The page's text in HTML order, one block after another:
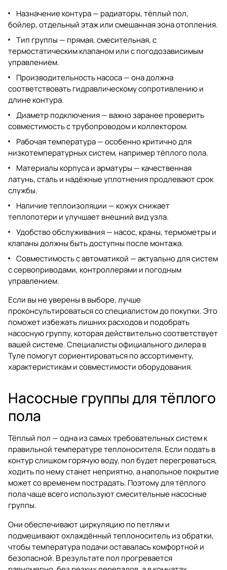
Назначение контура — радиаторы, тёплый пол,
бойлер, отдельный этаж или смешанная зона отопления.
Тип группы — прямая, смесительная, с
термостатическим клапаном или с погодозависимым
управлением.
Производительность насоса — она должна
соответствовать гидравлическому сопротивлению и
длине контура.
Диаметр подключения — важно заранее проверить
совместимость с трубопроводом и коллектором.
Рабочая температура — особенно критично для
низкотемпературных систем, например тёплого пола.
Материалы корпуса и арматуры — качественная
латунь, сталь и надёжные уплотнения продлевают срок
службы.
Наличие теплоизоляции — кожух снижает
теплопотери и улучшает внешний вид узла.
Удобство обслуживания — насос, краны, термометры и
клапаны должны быть доступны после монтажа.
Совместимость с автоматикой — актуально для систем
с сервоприводами, контроллерами и погодным
управлением.
Если вы не уверены в выборе, лучше
проконсультироваться со специалистом до покупки. Это
поможет избежать лишних расходов и подобрать
насосную группу, которая действительно соответствует
вашей системе. Специалисты официального дилера в
Туле помогут сориентироваться по ассортименту,
характеристикам и совместимости оборудования.
Насосные группы для тёплого
пола
Тёплый пол — одна из самых требовательных систем к
правильной температуре теплоносителя. Если подать в
контур слишком горячую воду, пол будет перегреваться,
ходить по нему станет неприятно, а напольное покрытие
может со временем пострадать. Поэтому для тёплого
пола чаще всего используют смесительные насосные
группы.
Они обеспечивают циркуляцию по петлям и
подмешивают охлаждённый теплоноситель из обратки,
чтобы температура подачи оставалась комфортной и
безопасной. В результате пол прогревается